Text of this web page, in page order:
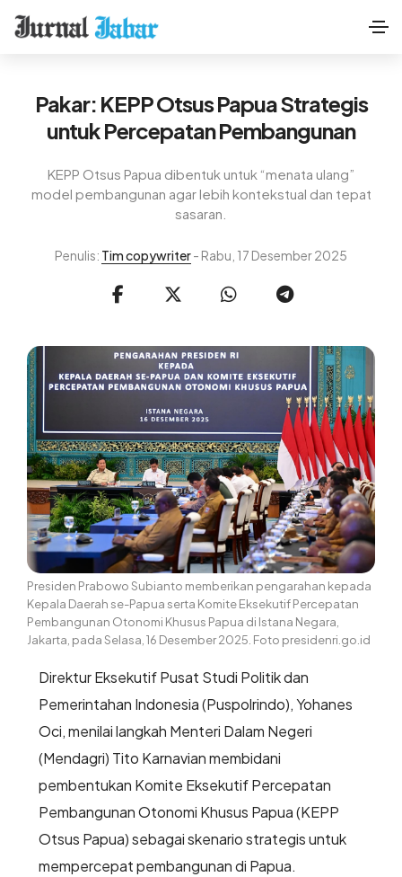
Pakar: KEPP Otsus Papua Strategis
untuk Percepatan Pembangunan
KEPP Otsus Papua dibentuk untuk “menata ulang”
model pembangunan agar lebih kontekstual dan tepat
sasaran.
Penulis: Tim copywriter- Rabu, 17 Desember 2025
Presiden Prabowo Subianto memberikan pengarahan kepada
Kepala Daerah se-Papua serta Komite Eksekutif Percepatan
Pembangunan Otonomi Khusus Papua di Istana Negara,
Jakarta, pada Selasa, 16 Desember 2025. Foto presidenri.go.id
Direktur Eksekutif Pusat Studi Politik dan
Pemerintahan Indonesia (Puspolrindo), Yohanes
Oci, menilai langkah Menteri Dalam Negeri
(Mendagri) Tito Karnavian membidani
pembentukan Komite Eksekutif Percepatan
Pembangunan Otonomi Khusus Papua (KEPP
Otsus Papua) sebagai skenario strategis untuk
mempercepat pembangunan di Papua.